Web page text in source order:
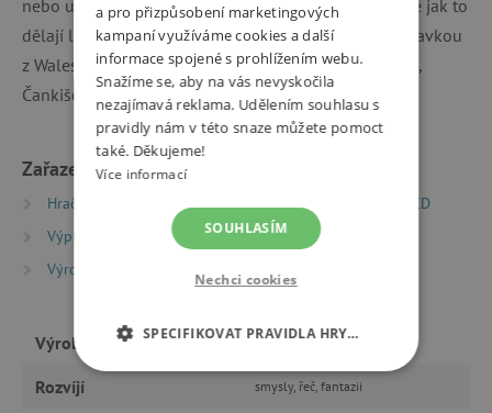
nebo usnul u počítače, rapuje se s tučňáky, dozvíte se jak to
dělají lidé z národa Čanki a na závěr usnete s ukolébavkou
z Walesu. Triu 3B vypomohli na albu Jablkoň, Radůza,
Čankišou, Tata bojs, Žamboši, Hm..., a řada dalších.
Zařazeno v kategoriích
Hračky dle typu
Dětské audioknihy a CD
Výprodej %
Výrobci
Výrobce Indies Scope
Rozvíjí smysly, řeč, fantazii
a pro přizpůsobení marketingových
kampaní využíváme cookies a další
informace spojené s prohlížením webu.
Snažíme se, aby na vás nevyskočila
nezajímavá reklama. Udělením souhlasu s
pravidly nám v této snaze můžete pomoct
také. Děkujeme!
Více informací
SOUHLASÍM
Nechci cookies
SPECIFIKOVAT PRAVIDLA HRY…
NEZBYTNĚ NUTNÉ COOKIES